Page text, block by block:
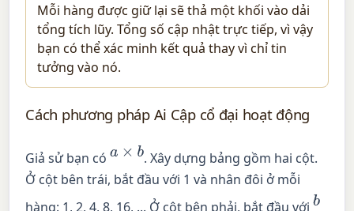
Mỗi hàng được giữ lại sẽ thả một khối vào dải
tổng tích lũy. Tổng số cập nhật trực tiếp, vì vậy
bạn có thể xác minh kết quả thay vì chỉ tin
tưởng vào nó.
Cách phương pháp Ai Cập cổ đại hoạt động
Giả sử bạn cóa×b
. Xây dựng bảng gồm hai cột.
Ở cột bên trái, bắt đầu với 1 và nhân đôi ở mỗi
hàng: 1, 2, 4, 8, 16, ... Ở cột bên phải, bắt đầu vớib